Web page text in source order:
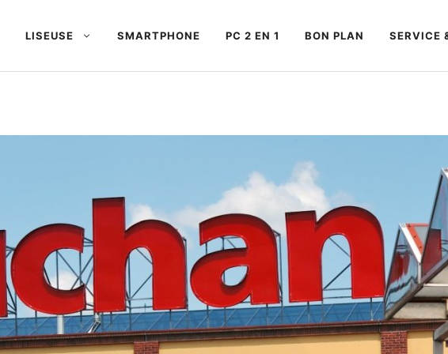
LISEUSE SMARTPHONE PC 2 EN 1 BON PLAN SERVICE